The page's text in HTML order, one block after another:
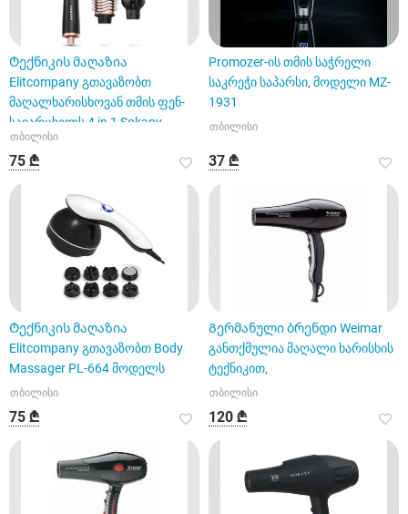
Ტექნიკის მაღაზია
Elitcompany გთავაზობთ
მაღალხარისხოვან თმის ფენ-
სავარცხელს 4 in 1 Sokany
თბილისი
75 ₾
Promozer-ის თმის საჭრელი
საკრეჭი საპარსი, მოდელი MZ-
1931
თბილისი
37 ₾
Ტექნიკის მაღაზია
Elitcompany გთავაზობთ Body
Massager PL-664 მოდელს
თბილისი
75 ₾
Გერმანული ბრენდი Weimar
განთქმულია მაღალი ხარისხის
ტექნიკით,
თბილისი
120 ₾